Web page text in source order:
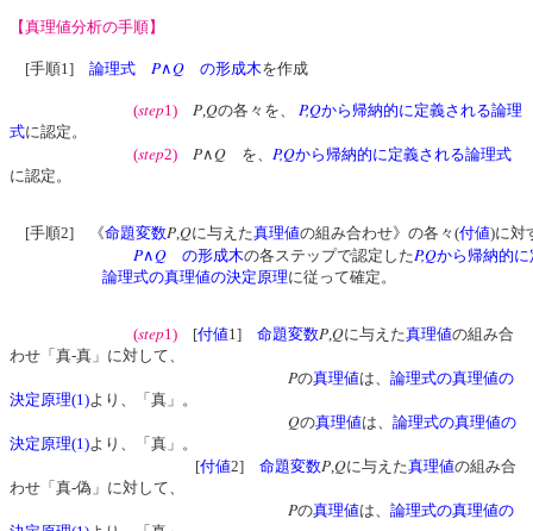
【真理値分析の手順】
[手順1] 論理式 P∧Q の形成木を作成
(step1) PQの各々を、 P,Qから帰納的に定義される論理
式に認定。
(step2) P∧Q を、 P,Qから帰納的に定義される論理式
に認定。
[手順2] 《命題変数P,Qに与えた真理値の組み合わせ》の各々(付値)に対
P∧Q の形成木の各ステップで認定したP,Qから帰納的
論理式の真理値の決定原理に従って確定。
(step1) [付値1] 命題変数P,Qに与えた真理値の組み合
わせ「真-真」に対して、
Pの真理値は、 論理式の真理値の
決定原理(1)より、「真」。
Qの真理値は、 論理式の真理値の
決定原理(1)より、「真」。
[付値2] 命題変数P,Qに与えた真理値の組み合
わせ「真-偽」に対して、
Pの真理値は、 論理式の真理値の